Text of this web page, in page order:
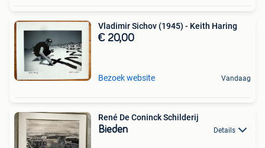
Vladimir Sichov (1945) - Keith Haring
€ 20,00
Bezoek website Vandaag
René De Coninck Schilderij
Bieden Details